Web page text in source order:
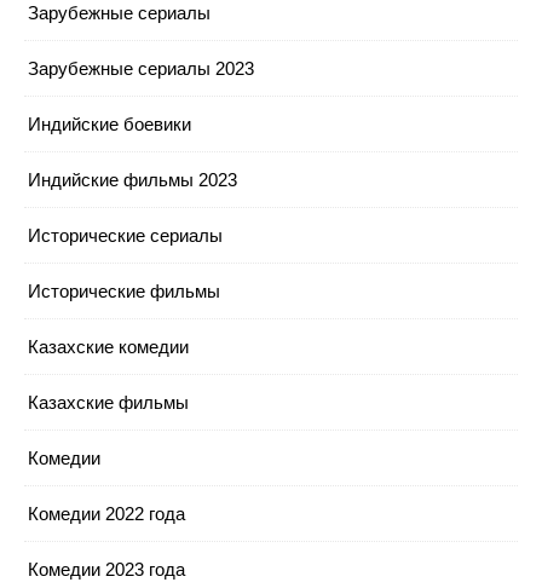
Зарубежные сериалы
Зарубежные сериалы 2023
Индийские боевики
Индийские фильмы 2023
Исторические сериалы
Исторические фильмы
Казахские комедии
Казахские фильмы
Комедии
Комедии 2022 года
Комедии 2023 года